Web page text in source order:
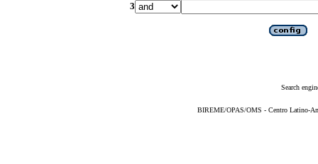
3
Search
BIREME/OPAS/OMS - Centro Latino-